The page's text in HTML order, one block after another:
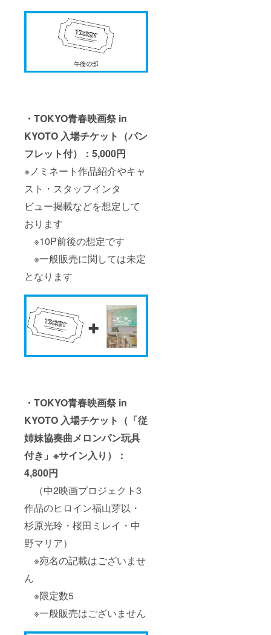
・TOKYO青春映画祭 in
KYOTO 入場チケット（パン
フレット付）：5,000円
※ノミネート作品紹介やキャ
スト・スタッフインタ
ビュー掲載などを想定して
おります
※10P前後の想定です
※一般販売に関しては未定
となります
・TOKYO青春映画祭 in
KYOTO 入場チケット（「従
姉妹協奏曲メロンパン玩具
付き」※サイン入り）：
4,800円
（中2映画プロジェクト3
作品のヒロイン福山芽以・
杉原光玲・桜田ミレイ・中
野マリア）
※宛名の記載はございませ
ん
※限定数5
※一般販売はございません